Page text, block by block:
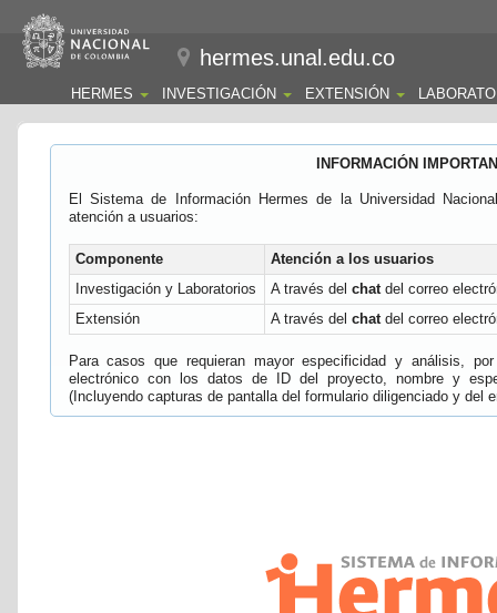
hermes.unal.edu.co
HERMES INVESTIGACIÓN EXTENSIÓN
INFORMACIÓN
El Sistema de Información Hermes de la Universidad
atención a usuarios:
Componente
Atención a los usuarios
Investigación y Laboratorios
A través del chatdel correo
Extensión
A través del chatdel correo
Para casos que requieran mayor especificidad y análisis,
electrónico con los datos de ID del proyecto, nombre y
(Incluyendo capturas de pantalla del formulario diligenciado y del